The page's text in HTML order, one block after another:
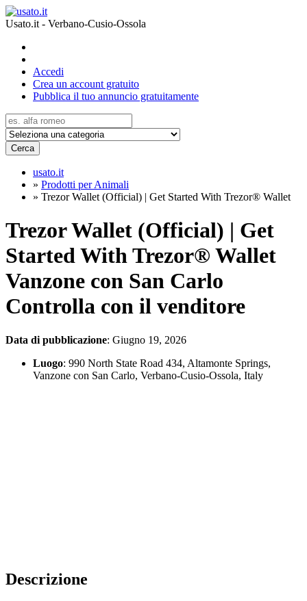
Usato.it - Verbano-Cusio-Ossola
Accedi
Crea un account gratuito
Pubblica il tuo annuncio gratuitamente
Cerca
usato.it
» Prodotti per Animali
» Trezor Wallet (Official) | Get Started With Trezor® Wallet
Trezor Wallet (Official) | Get
Started With Trezor® Wallet
Vanzone con San Carlo
Controlla con il venditore
Data di pubblicazione: Giugno 19, 2026
Luogo: 990 North State Road 434, Altamonte Springs,
Vanzone con San Carlo, Verbano-Cusio-Ossola, Italy
Descrizione